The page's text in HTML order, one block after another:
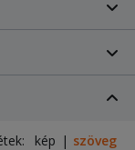
kép szöveg